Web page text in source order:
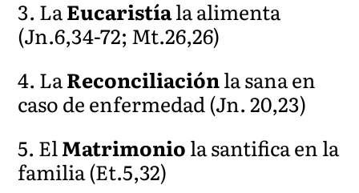
3. LaEucaristíala alimenta
(Jn.6,34-72; Mt.26,26)
4. LaReconciliaciónla sana en
caso de enfermedad (Jn. 20,23)
5. ElMatrimoniola santifica en la
familia (Et.5,32)